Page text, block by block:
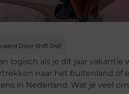
Door Shift 040
logisch als je dit jaar vakantie
naar het buitenland of
in Nederland. Wat je veel